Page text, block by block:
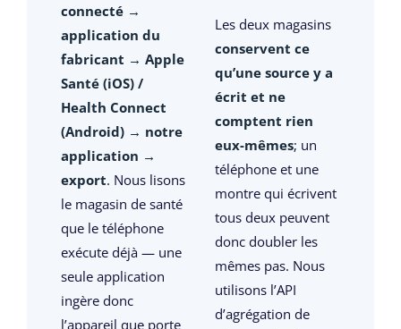
connecté →
application du
fabricant → Apple
Santé (iOS) /
Health Connect
(Android) → notre
application →
export. Nous lisons
le magasin de santé
que le téléphone
exécute déjà — une
seule application
ingère donc
l’appareil que porte
Les deux magasins
conservent ce
qu’une source y a
écrit et ne
comptent rien
eux-mêmes; un
téléphone et une
montre qui écrivent
tous deux peuvent
donc doubler les
mêmes pas. Nous
utilisons l’API
d’agrégation de